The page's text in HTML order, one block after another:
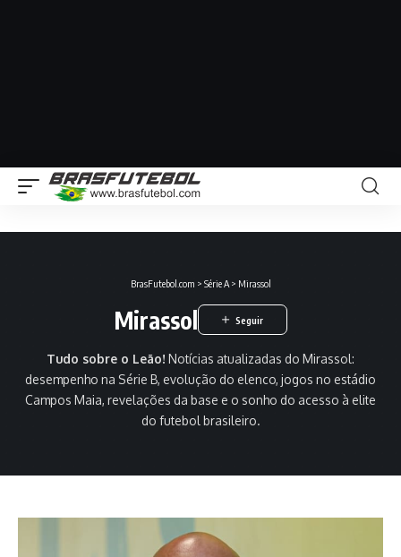
BrasFutebol.com > Série A> Mirassol
Mirassol
Tudo sobre o Leão! Notícias atualizadas do Mirassol:
desempenho na Série B, evolução do elenco, jogos no estádio
Campos Maia, revelações da base e o sonho do acesso à elite
do futebol brasileiro.